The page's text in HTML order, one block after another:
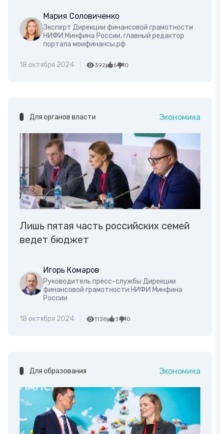
Мария Соловиченко
Эксперт Дирекции финансовой грамотности
НИФИ Минфина России, главный редактор
портала моифинансы.рф
18 октября 2024 392 6 0
Для органов власти Экономика
Лишь пятая часть российских семей
ведет бюджет
Игорь Комаров
Руководитель пресс-службы Дирекции
финансовой грамотности НИФИ Минфина
России
18 октября 2024 1138 3 0
Для образования Экономика